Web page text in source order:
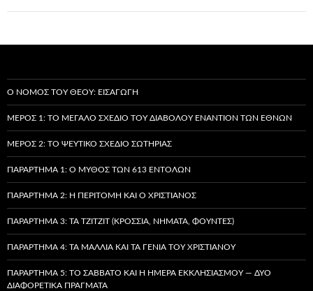
Ο ΝΌΜΟΣ ΤΟΥ ΘΕΟΎ: ΕΙΣΑΓΩΓΉ
ΜΈΡΟΣ 1: ΤΟ ΜΕΓΆΛΟ ΣΧΈΔΙΟ ΤΟΥ ΔΙΑΒΌΛΟΥ ΕΝΑΝΤΊΟΝ ΤΩΝ ΕΘΝΏΝ
ΜΈΡΟΣ 2: ΤΟ ΨΕΎΤΙΚΟ ΣΧΈΔΙΟ ΣΩΤΗΡΊΑΣ
ΠΑΡΆΡΤΗΜΑ 1: Ο ΜΎΘΟΣ ΤΩΝ 613 ΕΝΤΟΛΏΝ
ΠΑΡΆΡΤΗΜΑ 2: Η ΠΕΡΙΤΟΜΉ ΚΑΙ Ο ΧΡΙΣΤΙΑΝΌΣ
ΠΑΡΆΡΤΗΜΑ 3: ΤΑ TZITZIT (ΚΡΌΣΣΙΑ, ΝΉΜΑΤΑ, ΦΟΎΝΤΕΣ)
ΠΑΡΆΡΤΗΜΑ 4: ΤΑ ΜΑΛΛΙΆ ΚΑΙ ΤΑ ΓΈΝΙΑ ΤΟΥ ΧΡΙΣΤΙΑΝΟΎ
ΠΑΡΆΡΤΗΜΑ 5: ΤΟ ΣΆΒΒΑΤΟ ΚΑΙ Η ΗΜΈΡΑ ΕΚΚΛΗΣΙΑΣΜΟΎ — ΔΎΟ
ΔΙΑΦΟΡΕΤΙΚΆ ΠΡΆΓΜΑΤΑ